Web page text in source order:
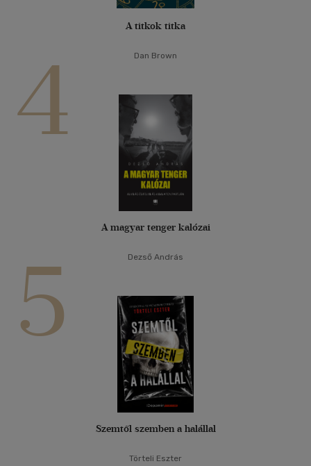
A titkok titka
Dan Brown
4
A magyar tenger kalózai
Dezső András
5
Szemtől szemben a halállal
Törteli Eszter